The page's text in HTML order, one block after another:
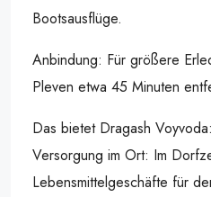
Bootsausflüge.
Anbindung: Für größere
Pleven etwa 45 Minuten
Das bietet Dragash Voyvoda:
Versorgung im Ort: Im
Lebensmittelgeschäfte für